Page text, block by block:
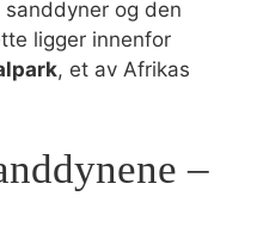
og den
ligger innenfor
, et av Afrikas
–